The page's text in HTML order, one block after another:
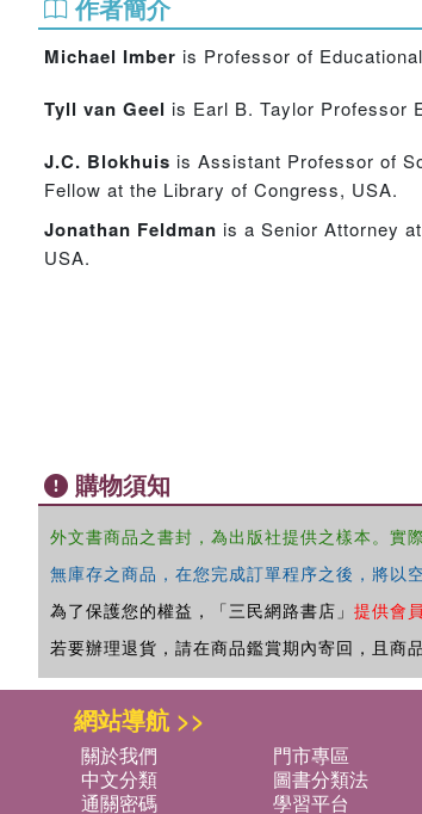
作者簡介
Michael Imber is Professor of
Tyll van Geel is Earl B. Taylor Professor
J.C. Blokhuis is Assistant Professor of
Fellow at the Library of Congress, USA.
Jonathan Feldman is a Senior Attorney
USA.
購物須知
外文書商品之書封，為出版社提供之樣本。實
無庫存之商品，在您完成訂單程序之後，將以
為了保護您的權益，「三民網路書店」 提供會
若要辦理退貨，請在商品鑑賞期內寄回，且商
網站導航 >>
關於我們 門市專區
中文分類
圖書分類法
通關密碼
學習平台